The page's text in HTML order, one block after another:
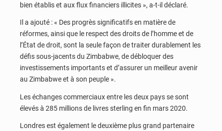
bien établis et aux flux financiers illicites », a-t-il déclaré.
Il a ajouté : « Des progrès significatifs en matière de
réformes, ainsi que le respect des droits de l’homme et de
l’État de droit, sont la seule façon de traiter durablement les
défis sous-jacents du Zimbabwe, de débloquer des
investissements importants et d’assurer un meilleur avenir
au Zimbabwe et à son peuple ».
Les échanges commerciaux entre les deux pays se sont
élevés à 285 millions de livres sterling en fin mars 2020.
Londres est également le deuxième plus grand partenaire